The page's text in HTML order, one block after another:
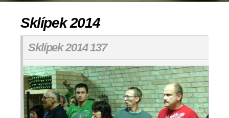
Sklípek 2014
Sklípek 2014 137